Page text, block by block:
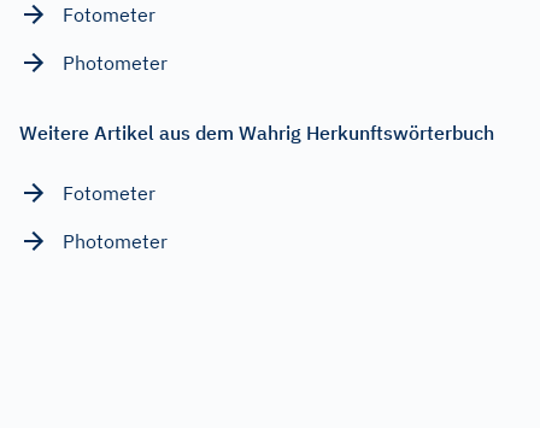
Fotometer
Photometer
Weitere Artikel aus dem Wahrig Herkunftswörterbuch
Fotometer
Photometer